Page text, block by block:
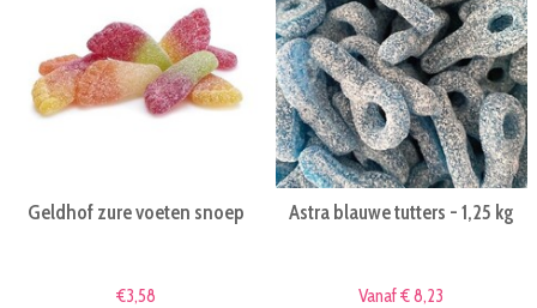
Geldhof zure voeten snoep
€3,58
Astra blauwe tutters - 1,25 kg
Vanaf € 8,23